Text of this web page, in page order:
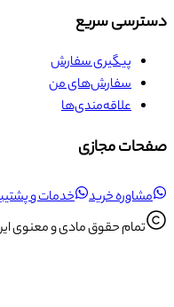
دسترسی سریع
پیگیری سفارش
سفارش‌های من
علاقه‌مندی‌ها
صفحات مجازی
مشاوره خرید خدمات و
تمام حقوق مادی و معنوی